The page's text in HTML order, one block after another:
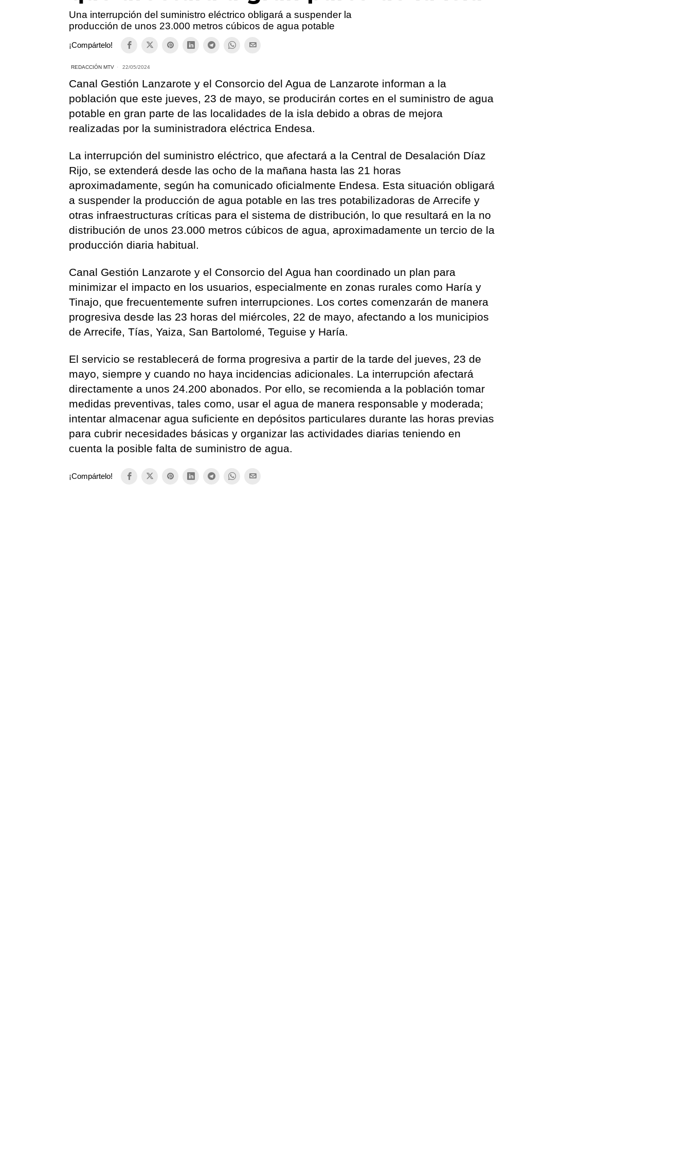
Una interrupción del suministro eléctrico obligará a suspender la
producción de unos 23.000 metros cúbicos de agua potable
¡Compártelo!
REDACCIÓN MTV 22/05/2024
Canal Gestión Lanzarote y el Consorcio del Agua de Lanzarote informan a la
población que este jueves, 23 de mayo, se producirán cortes en el suministro de agua
potable en gran parte de las localidades de la isla debido a obras de mejora
realizadas por la suministradora eléctrica Endesa.
La interrupción del suministro eléctrico, que afectará a la Central de Desalación Díaz
Rijo, se extenderá desde las ocho de la mañana hasta las 21 horas
aproximadamente, según ha comunicado oficialmente Endesa. Esta situación obligará
a suspender la producción de agua potable en las tres potabilizadoras de Arrecife y
otras infraestructuras críticas para el sistema de distribución, lo que resultará en la no
distribución de unos 23.000 metros cúbicos de agua, aproximadamente un tercio de la
producción diaria habitual.
Canal Gestión Lanzarote y el Consorcio del Agua han coordinado un plan para
minimizar el impacto en los usuarios, especialmente en zonas rurales como Haría y
Tinajo, que frecuentemente sufren interrupciones. Los cortes comenzarán de manera
progresiva desde las 23 horas del miércoles, 22 de mayo, afectando a los municipios
de Arrecife, Tías, Yaiza, San Bartolomé, Teguise y Haría.
El servicio se restablecerá de forma progresiva a partir de la tarde del jueves, 23 de
mayo, siempre y cuando no haya incidencias adicionales. La interrupción afectará
directamente a unos 24.200 abonados. Por ello, se recomienda a la población tomar
medidas preventivas, tales como, usar el agua de manera responsable y moderada;
intentar almacenar agua suficiente en depósitos particulares durante las horas previas
para cubrir necesidades básicas y organizar las actividades diarias teniendo en
cuenta la posible falta de suministro de agua.
¡Compártelo!